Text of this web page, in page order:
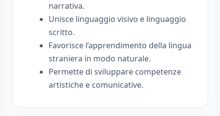
narrativa.
Unisce linguaggio visivo e linguaggio
scritto.
Favorisce l’apprendimento della lingua
straniera in modo naturale.
Permette di sviluppare competenze
artistiche e comunicative.